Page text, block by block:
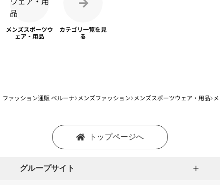
メンズスポーツウ
ェア・用品
カテゴリ一覧を見
る
ファッション通販 ベルーナ メンズファッション メンズスポーツウェア・用品
トップページへ
グループサイト